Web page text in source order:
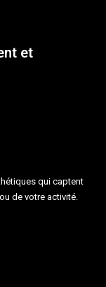
et
qui captent
de votre activité.